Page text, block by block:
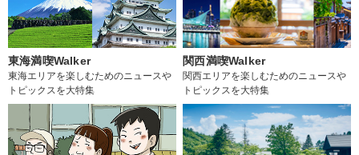
東海満喫Walker
東海エリアを楽しむためのニュースや
トピックスを大特集
関西満喫Walker
関西エリアを楽しむためのニュースや
トピックスを大特集